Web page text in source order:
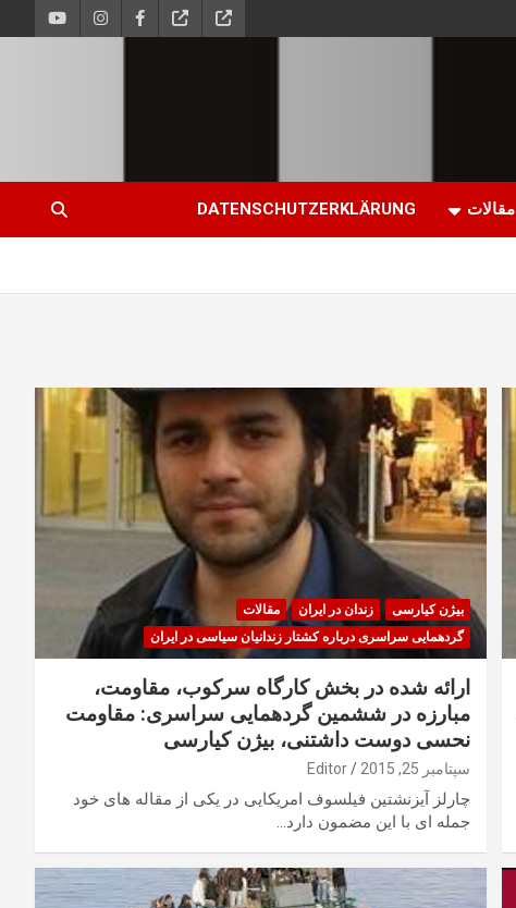
مقالات DATENSCHUTZERKLÄRUNG
بیژن کیارسی زندان در ایران
مقالات
گردهمایی سراسری درباره کشتار زندانیان سیاسی در ایران
ارائه شده در بخش کارگاه سرکوب، مقاومت،
مبارزه در ششمین گردهمایی سراسری: مقاومت
نحسی دوست داشتنی، بیژن کیارسی
سپتامبر 25, 2015 Editor
چارلز آیزنشتین فیلسوف امریکایی در یکی از مقاله های خود
جمله ای با این مضمون دارد…